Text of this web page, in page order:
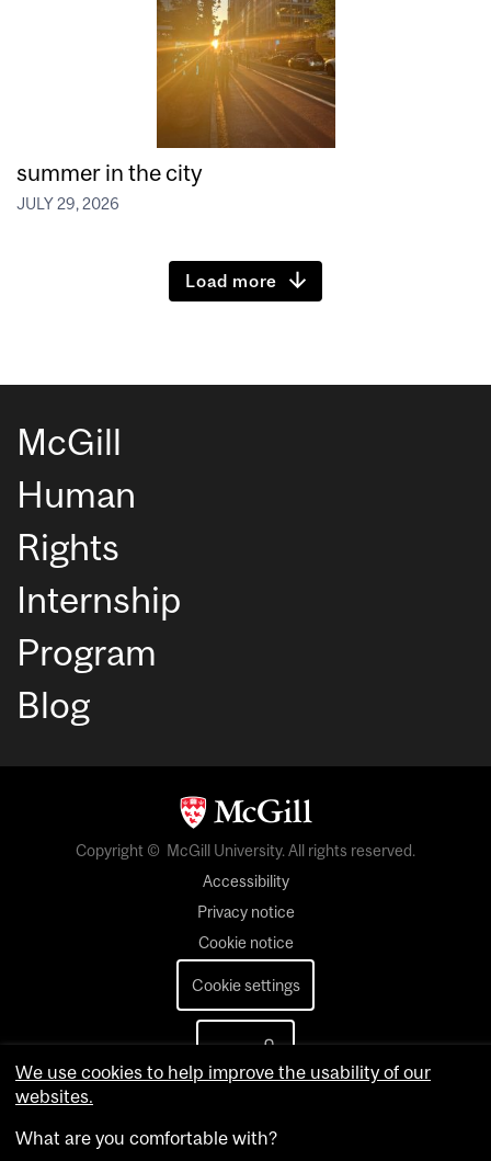
summer in the city
JULY 29, 2026
Load more
McGill
Human
Rights
Internship
Program
Blog
Copyright © McGill University. All rights reserved.
Accessibility
Privacy notice
Cookie notice
Cookie settings
We use cookies to help improve the usability of our
websites.
What are you comfortable with?